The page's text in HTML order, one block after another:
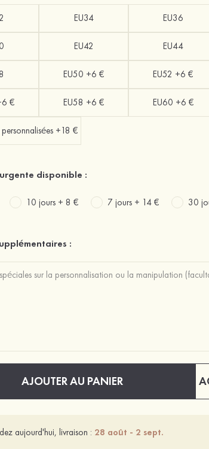
EU34 EU36
EU42 EU44
EU50 +6 € EU52 +6 €
€ EU58 +6 € EU60 +6 €
+18 €
disponible :
10 jours + 8 € 7 jours + 14 € 30
:
AJOUTER AU PANIER
aujourd'hui, livraison : 28 août - 2 sept.